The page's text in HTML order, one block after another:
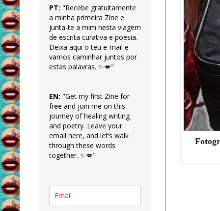
PT: "Recebe gratuitamente
a minha primeira Zine e
junta-te a mim nesta viagem
de escrita curativa e poesia.
Deixa aqui o teu e-mail e
vamos caminhar juntos por
estas palavras. ✨💋"
EN: "Get my first Zine for
free and join me on this
journey of healing writing
and poetry. Leave your
email here, and let’s walk
through these words
together. ✨💋"